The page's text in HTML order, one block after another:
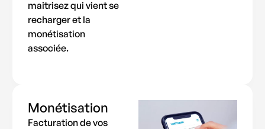
maitrisez qui vient se
recharger et la
monétisation
associée.
Monétisation
Facturation de vos